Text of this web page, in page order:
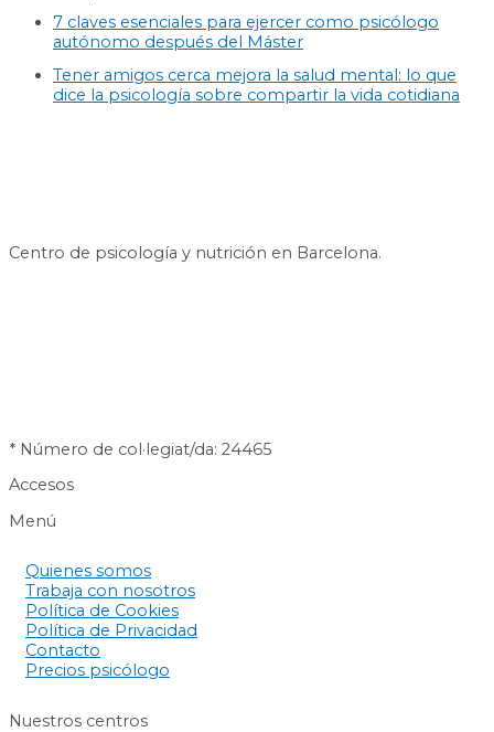
7 claves esenciales para ejercer como psicólogo
autónomo después del Máster
Tener amigos cerca mejora la salud mental: lo que
dice la psicología sobre compartir la vida cotidiana
Centro de psicología y nutrición en Barcelona.
* Número de col·legiat/da: 24465
Accesos
Menú
Quienes somos
Trabaja con nosotros
Política de Cookies
Política de Privacidad
Contacto
Precios psicólogo
Nuestros centros